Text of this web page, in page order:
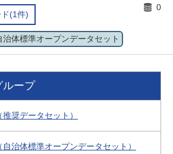
(1件)
0
治体標準オープンデータセット
ループ
奨データセット）
治体標準オープンデータセット）